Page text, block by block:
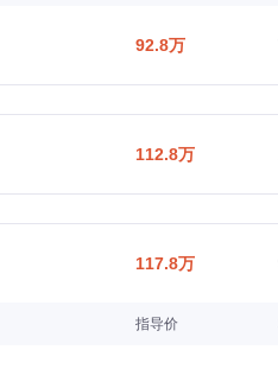
92.8万
112.8万
117.8万
指导价